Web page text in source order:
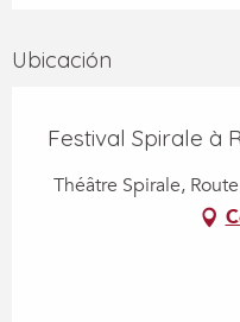
Ubicación
Festival Spirale à
Théâtre Spirale,